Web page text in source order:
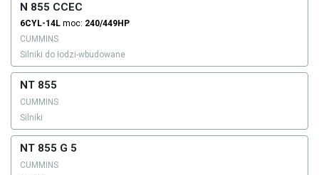
N 855 CCEC
6CYL-14L moc: 240/449HP
CUMMINS
Silniki do łodzi-wbudowane
NT 855
CUMMINS
Silniki
NT 855 G 5
CUMMINS